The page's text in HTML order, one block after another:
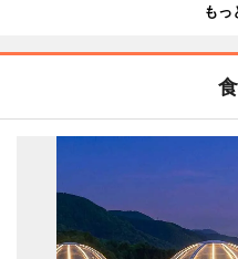
もっ